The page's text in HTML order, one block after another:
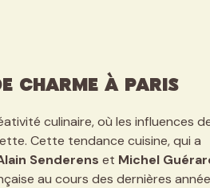
charme à Paris
culinaire, où les influences
Cette tendance cuisine, qui a
Senderens et Michel
au cours des dernières